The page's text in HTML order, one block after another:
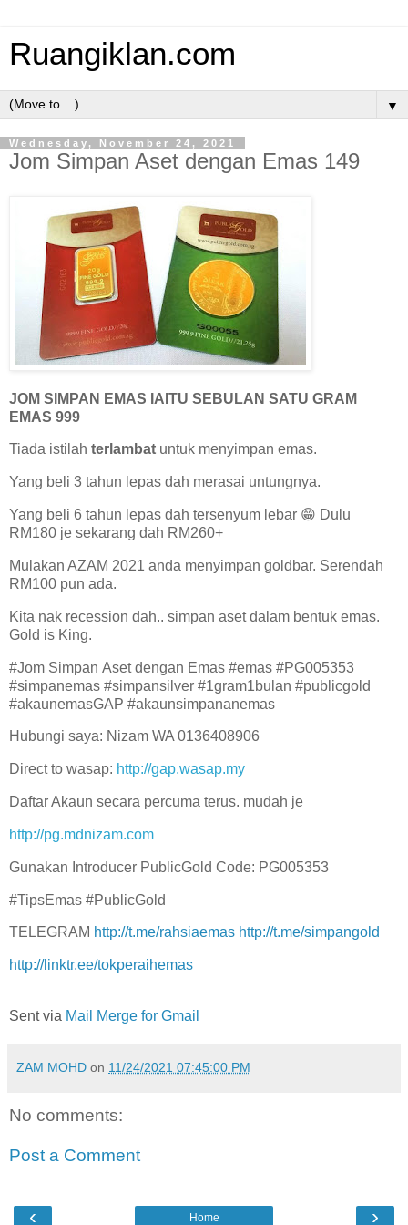
Ruangiklan.com
▼
Wednesday, November 24, 2021
Jom Simpan Aset dengan Emas 149
JOM SIMPAN EMAS IAITU SEBULAN SATU GRAM
EMAS 999
Tiada istilah terlambat untuk menyimpan emas.
Yang beli 3 tahun lepas dah merasai untungnya.
Yang beli 6 tahun lepas dah tersenyum lebar 😁 Dulu
RM180 je sekarang dah RM260+
Mulakan AZAM 2021 anda menyimpan goldbar. Serendah
RM100 pun ada.
Kita nak recession dah.. simpan aset dalam bentuk emas.
Gold is King.
#Jom Simpan Aset dengan Emas #emas #PG005353
#simpanemas #simpansilver #1gram1bulan #publicgold
#akaunemasGAP #akaunsimpananemas
Hubungi saya: Nizam WA 0136408906
Direct to wasap: http://gap.wasap.my
Daftar Akaun secara percuma terus. mudah je
http://pg.mdnizam.com
Gunakan Introducer PublicGold Code: PG005353
#TipsEmas #PublicGold
TELEGRAM http://t.me/rahsiaemas http://t.me/simpangold
http://linktr.ee/tokperaihemas
Sent via Mail Merge for Gmail
ZAM MOHD on 11/24/2021 07:45:00 PM
No comments:
Post a Comment
‹ ›
Home